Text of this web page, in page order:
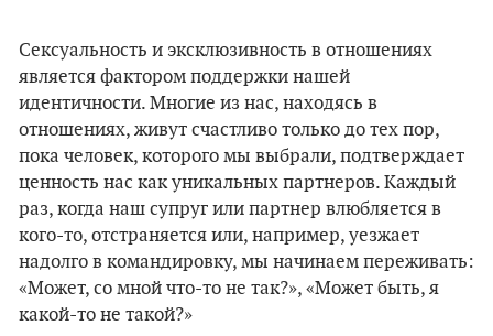
Сексуальность и эксклюзивность в отношениях
является фактором поддержки нашей
идентичности. Многие из нас, находясь в
отношениях, живут счастливо только до тех пор,
пока человек, которого мы выбрали, подтверждает
ценность нас как уникальных партнеров. Каждый
раз, когда наш супруг или партнер влюбляется в
кого-то, отстраняется или, например, уезжает
надолго в командировку, мы начинаем переживать:
«Может, со мной что-то не так?», «Может быть, я
какой-то не такой?»